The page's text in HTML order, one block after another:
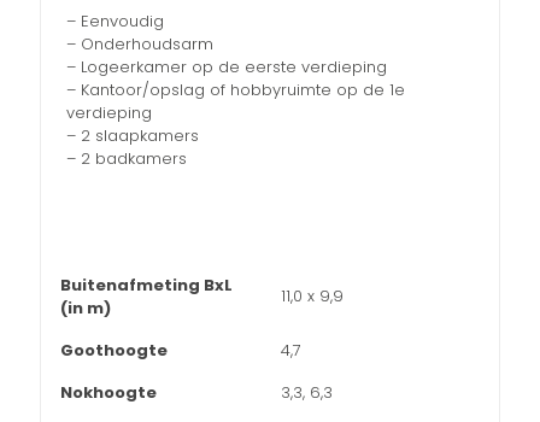
– Eenvoudig
– Onderhoudsarm
– Logeerkamer op de eerste verdieping
– Kantoor/opslag of hobbyruimte op de 1e
verdieping
– 2 slaapkamers
– 2 badkamers
Buitenafmeting BxL
(in m)
11,0 x 9,9
Goothoogte
4,7
Nokhoogte
3,3, 6,3